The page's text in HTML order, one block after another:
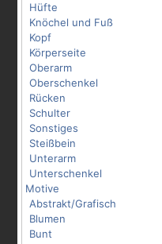
Hüfte
Knöchel und Fuß
Kopf
Körperseite
Oberarm
Oberschenkel
Rücken
Schulter
Sonstiges
Steißbein
Unterarm
Unterschenkel
Motive
Abstrakt/Grafisch
Blumen
Bunt